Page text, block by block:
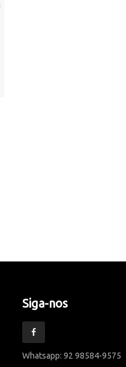
Siga-nos
Whatsapp: 92 98584-9575